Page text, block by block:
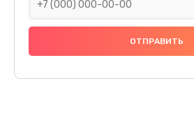
Восстановление
990 руб.